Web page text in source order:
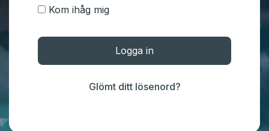
Kom ihåg mig
Logga in
Glömt ditt lösenord?